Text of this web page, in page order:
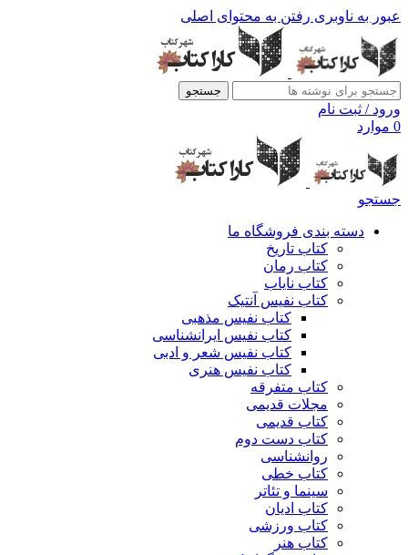
عبور به ناوبری رفتن به محتوای اصلی
جستجو
ورود / ثبت نام
0 موارد
جستجو
دسته بندی فروشگاه ما
کتاب تاریخ
کتاب رمان
کتاب نایاب
کتاب نفیس آنتیک
کتاب نفیس مذهبی
کتاب نفیس ایرانشناسی
کتاب نفیس شعر و ادبی
کتاب نفیس هنری
کتاب متفرقه
مجلات قدیمی
کتاب قدیمی
کتاب دست دوم
روانشناسی
کتاب خطی
سینما و تئاتر
کتاب ادیان
کتاب ورزشی
کتاب هنر